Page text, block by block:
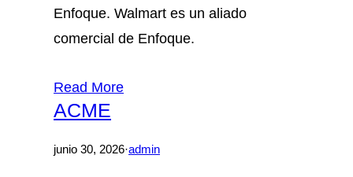
Enfoque. Walmart es un aliado
comercial de Enfoque.
Read More
ACME
junio 30, 2026·admin